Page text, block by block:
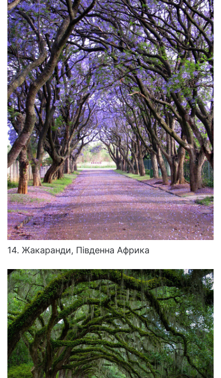
14. Жакаранди, Південна Африка